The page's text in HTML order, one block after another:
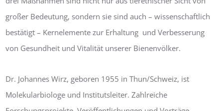
großer Bedeutung, sondern sie sind auch – wissenschaftlich
bestätigt – Kernelemente zur Erhaltung und Verbesserung
von Gesundheit und Vitalität unserer Bienenvölker.
Dr. Johannes Wirz, geboren 1955 in Thun/Schweiz, ist
Molekularbiologe und Institutsleiter. Zahlreiche